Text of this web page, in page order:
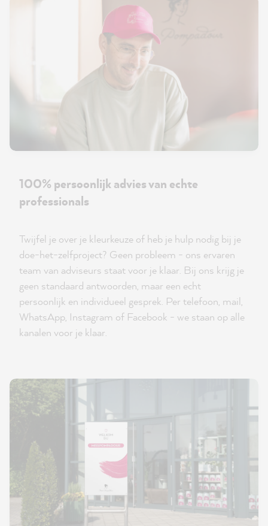
100% persoonlijk advies van echte
professionals
Twijfel je over je kleurkeuze of heb je hulp nodig bij je
doe-het-zelfproject? Geen probleem - ons ervaren
team van adviseurs staat voor je klaar. Bij ons krijg je
geen standaard antwoorden, maar een echt
persoonlijk en individueel gesprek. Per telefoon, mail,
WhatsApp, Instagram of Facebook - we staan op alle
kanalen voor je klaar.